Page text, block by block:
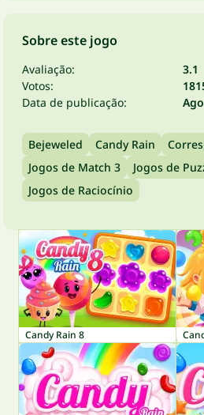
Sobre este jogo
Avaliação:
3.1
Votos:
Data de publicação:
Bejeweled Candy Rain
Jogos de Match 3
Jogos de
Jogos de Raciocínio
Candy Rain 8